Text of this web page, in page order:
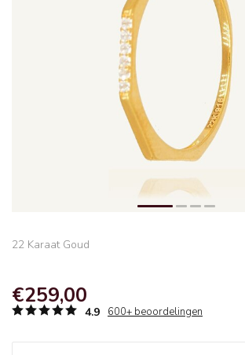
22 Karaat Goud
€259,00
4.9 600+ beoordelingen